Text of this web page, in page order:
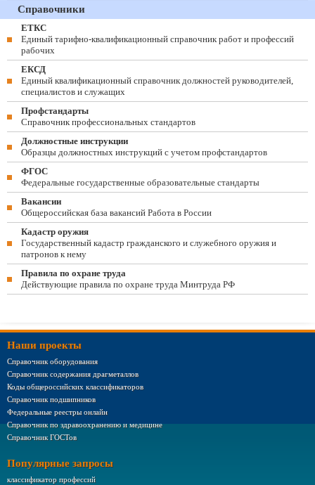
Справочники
ЕТКС
Единый тарифно-квалификационный справочник работ и профессий
рабочих
ЕКСД
Единый квалификационный справочник должностей руководителей,
специалистов и служащих
Профстандарты
Справочник профессиональных стандартов
Должностные инструкции
Образцы должностных инструкций с учетом профстандартов
ФГОС
Федеральные государственные образовательные стандарты
Вакансии
Общероссийская база вакансий Работа в России
Кадастр оружия
Государственный кадастр гражданского и служебного оружия и
патронов к нему
Правила по охране труда
Действующие правила по охране труда Минтруда РФ
Наши проекты
Справочник оборудования
Справочник содержания драгметаллов
Коды общероссийских классификаторов
Справочник подшипников
Федеральные реестры онлайн
Справочник по здравоохранению и медицине
Справочник ГОСТов
Популярные запросы
классификатор профессий